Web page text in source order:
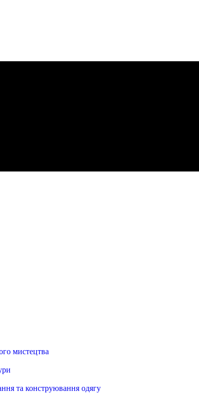
мистецтва
та конструювання одягу